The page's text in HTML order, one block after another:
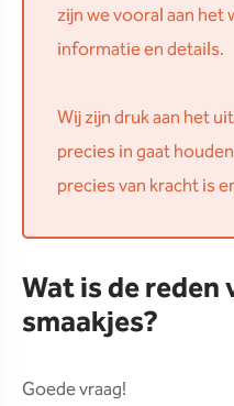
zijn we vooral aan
informatie en details.
Wij zijn druk aan het
precies in gaat
precies van kracht is
Wat is de reden
smaakjes?
Goede vraag!